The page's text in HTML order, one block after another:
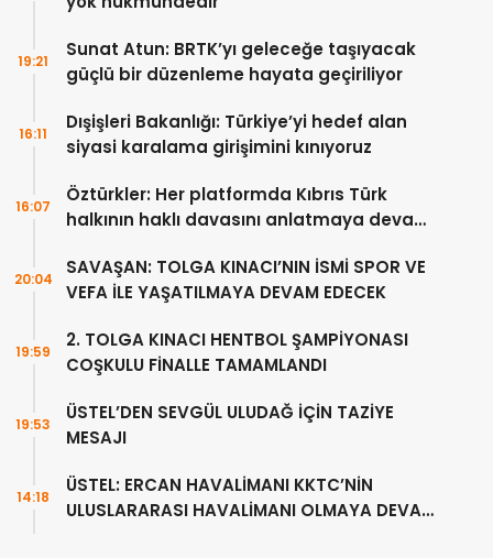
Sunat Atun: BRTK’yı geleceğe taşıyacak
güçlü bir düzenleme hayata geçiriliyor
19:21
Dışişleri Bakanlığı: Türkiye’yi hedef alan
siyasi karalama girişimini kınıyoruz
16:11
Öztürkler: Her platformda Kıbrıs Türk
halkının haklı davasını anlatmaya devam
16:07
SAVAŞAN: TOLGA KINACI’NIN İSMİ SPOR VE
VEFA İLE YAŞATILMAYA DEVAM EDECEK
20:04
2. TOLGA KINACI HENTBOL ŞAMPİYONASI
COŞKULU FİNALLE TAMAMLANDI
19:59
ÜSTEL’DEN SEVGÜL ULUDAĞ İÇİN TAZİYE
MESAJI
19:53
ÜSTEL: ERCAN HAVALİMANI KKTC’NİN
ULUSLARARASI HAVALİMANI OLMAYA DEVAM
14:18